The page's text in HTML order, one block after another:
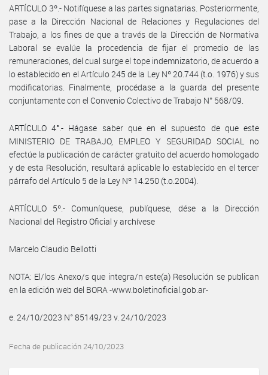
ARTÍCULO 3º.- Notifíquese a las partes signatarias. Posteriormente,
pase a la Dirección Nacional de Relaciones y Regulaciones del
Trabajo, a los fines de que a través de la Dirección de Normativa
Laboral se evalúe la procedencia de fijar el promedio de las
remuneraciones, del cual surge el tope indemnizatorio, de acuerdo a
lo establecido en el Artículo 245 de la Ley Nº 20.744 (t.o. 1976) y sus
modificatorias. Finalmente, procédase a la guarda del presente
conjuntamente con el Convenio Colectivo de Trabajo N° 568/09.
ARTÍCULO 4°.- Hágase saber que en el supuesto de que este
MINISTERIO DE TRABAJO, EMPLEO Y SEGURIDAD SOCIAL no
efectúe la publicación de carácter gratuito del acuerdo homologado
y de esta Resolución, resultará aplicable lo establecido en el tercer
párrafo del Artículo 5 de la Ley Nº 14.250 (t.o.2004).
ARTÍCULO 5º.- Comuníquese, publíquese, dése a la Dirección
Nacional del Registro Oficial y archívese
Marcelo Claudio Bellotti
NOTA: El/los Anexo/s que integra/n este(a) Resolución se publican
en la edición web del BORA -www.boletinoficial.gob.ar-
e. 24/10/2023 N° 85149/23 v. 24/10/2023
Fecha de publicación 24/10/2023